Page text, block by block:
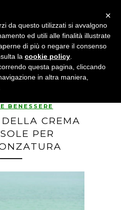
BENESSERE
CREMA
PER
×
da questo utilizzati si avvalgono
ed utili alle finalità illustrate
di più o negare il consenso
la cookie policy
questa pagina, cliccando
in altra maniera,